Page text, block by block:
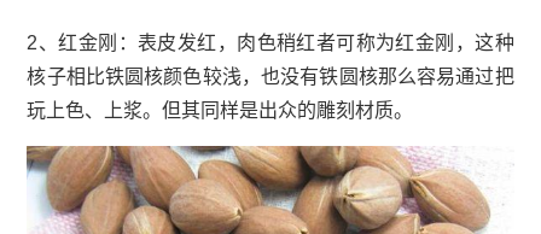
2、红金刚：表皮发红，肉色稍红者可称为红金刚，这种
核子相比铁圆核颜色较浅，也没有铁圆核那么容易通过把
玩上色、上浆。但其同样是出众的雕刻材质。